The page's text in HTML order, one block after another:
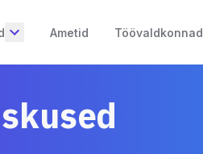
Ametid Töövaldkonnad